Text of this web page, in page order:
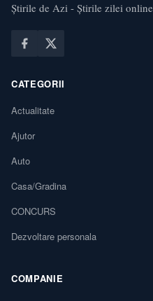
Știrile de Azi - Știrile zilei online
CATEGORII
Actualitate
Ajutor
Auto
Casa/Gradina
CONCURS
Dezvoltare personala
COMPANIE